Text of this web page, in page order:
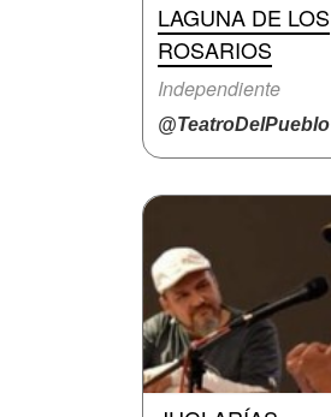
LAGUNA DE LOS
ROSARIOS
Independiente
@TeatroDelPueblo